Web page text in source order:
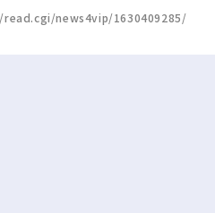
news4vip/1630409285/